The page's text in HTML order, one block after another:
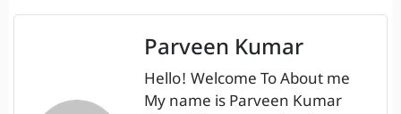
Parveen Kumar
Hello! Welcome To About me
My name is Parveen Kumar